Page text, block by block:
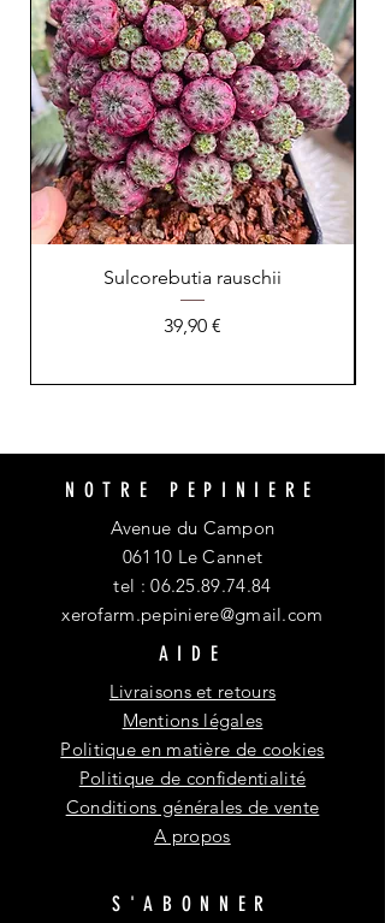
Sulcorebutia rauschii
Prix
39,90 €
NOTRE PEPINIERE
Avenue du Campon
06110 Le Cannet
tel :06.25.89.74.84
xerofarm.pepiniere@gmail.com
AIDE
Livraisons et retours
Mentions légales
Politique en matière de cookies
Politique de confidentialité
Conditions générales de vente
A propos
S'ABONNER